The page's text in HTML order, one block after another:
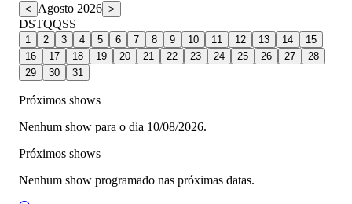
< Agosto 2026 >
DSTQQSS
1 2 3 4 5 6 7 8 9 10 11 12 13 14
15
16
17 18 19 20 21 22 23 24 25 26 27
28
29
30 31
Próximos shows
Nenhum show para o dia 10/08/2026.
Próximos shows
Nenhum show programado nas próximas datas.